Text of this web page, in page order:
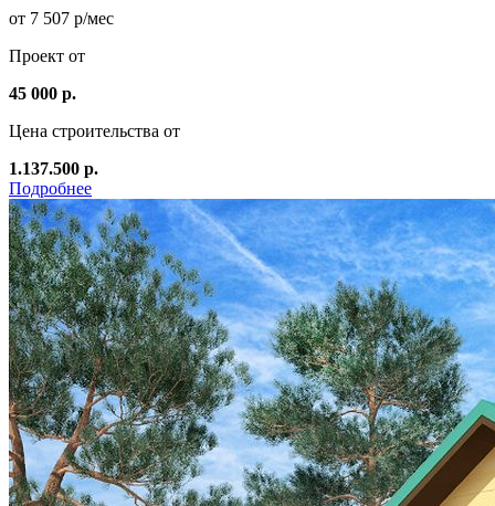
от 7 507 р/мес
Проект от
45 000 р.
Цена строительства от
1.137.500 р.
Подробнее